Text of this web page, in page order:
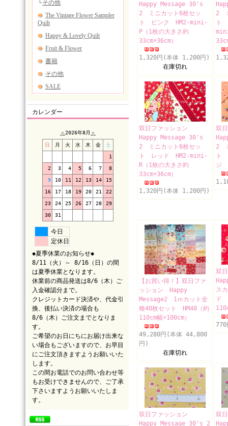
カレンダー
＜2026年8月 ＞
日 月 火 水 木 金 土
1
2 3 4 5 6 7 8
9 10 11 12 13 14 15
16 17 18 19 20 21 22
23 24 25 26 27 28 29
30 31
今日
定休日
◆夏季休業のお知らせ◆
8/11（火）～ 8/16（日）の間
は夏季休業となります。
休業前の商品発送は8/6（木）ご
入金確認分まで。
クレジットカード決済や、代金引
換、後払い決済の場合も
8/6（木）ご注文までとなりま
す。
ご希望のお日にちにお届け出来な
い場合もございますので、お早目
にご注文頂きますようお願いいた
します。
この間お電話でのお問い合わせ等
もお受けできませんので、ご了承
下さいますようお願いいたしま
す。
Happy Message 30's
2 ミニカット6枚セッ
ト ピンク HM2-mini-
P（1枚の大きさ約
33cm×36cm）
1,320円(本体 1,200円)
在庫切れ
2
ト
双日ファッション
Happy Message 30's
2 ミニカット6枚セッ
ト レッド HM2-mini-
R（1枚の大きさ約
33cm×36cm）
1,320円(本体 1,200円)
双
2
ト
ジ
【お買い得！】双日ファ
ッション Happy
Message2 1ｍカット全
種40枚セット HM40（約
110cm幅×100cm）
49,280円(本体 44,800
円)
在庫切れ
双
ス
ド
双日ファッション
Happy Message 30's 2
双